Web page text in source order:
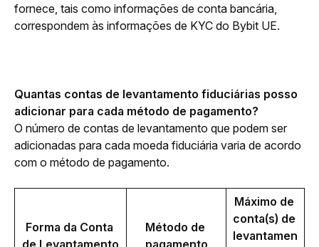
fornece, tais como informações de conta bancária,
correspondem às informações de KYC do Bybit UE.
Quantas contas de levantamento fiduciárias posso
adicionar para cada método de pagamento?
O número de contas de levantamento que podem ser
adicionadas para cada moeda fiduciária varia de acordo
com o método de pagamento.
Forma da Conta
Método de
Máximo de
conta(s) de
levantamen